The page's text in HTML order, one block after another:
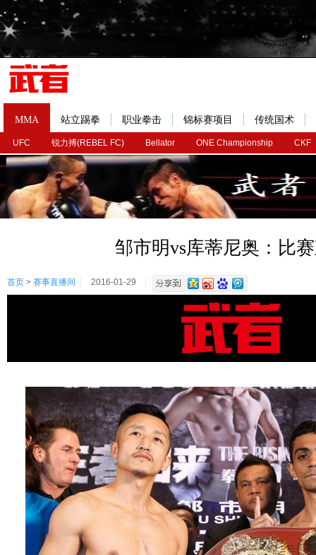
MMA
UFC 锐力搏(REBEL FC) Bellator ONE Championship CKF
站立踢拳 职业拳击 锦标赛项目 传统国术
邹市明vs库蒂尼奥：比
首页 > 赛事直播间 2016-01-29